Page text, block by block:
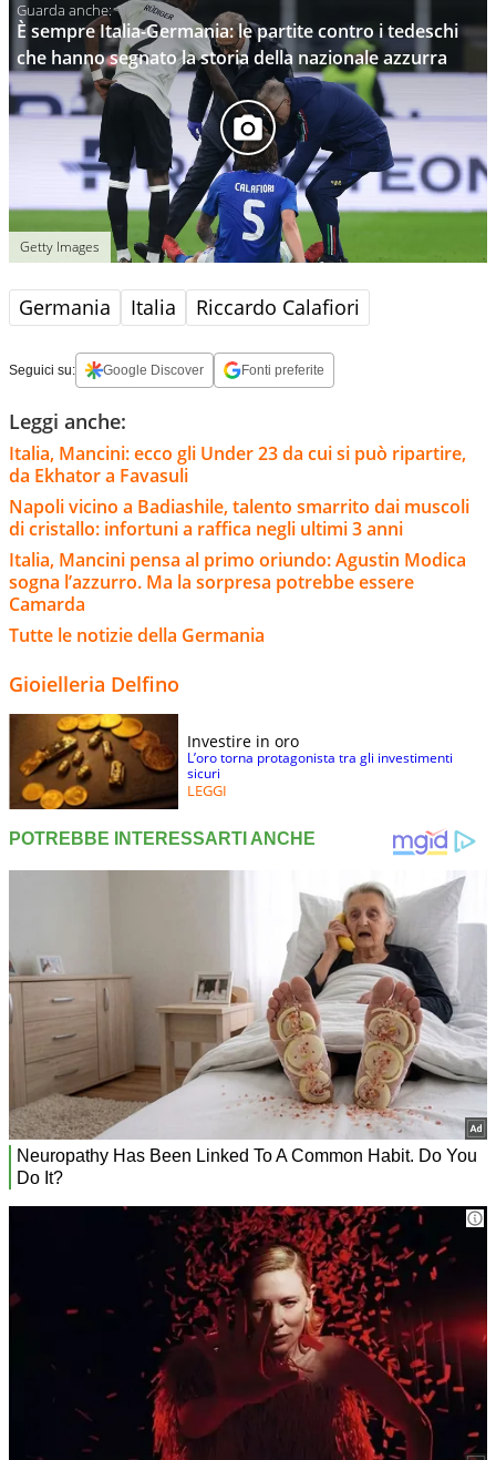
È sempre Italia-Germania: le partite contro i tedeschi
che hanno segnato la storia della nazionale azzurra
Getty Images
Germania Italia Riccardo Calafiori
Seguici su: Google Discover Fonti preferite
Leggi anche:
Italia, Mancini: ecco gli Under 23 da cui si può ripartire,
da Ekhator a Favasuli
Napoli vicino a Badiashile, talento smarrito dai muscoli
di cristallo: infortuni a raffica negli ultimi 3 anni
Italia, Mancini pensa al primo oriundo: Agustin Modica
sogna l’azzurro. Ma la sorpresa potrebbe essere
Camarda
Tutte le notizie della Germania
Gioielleria Delfino
Investire in oro
L’oro torna protagonista tra gli investimenti
sicuri
LEGGI